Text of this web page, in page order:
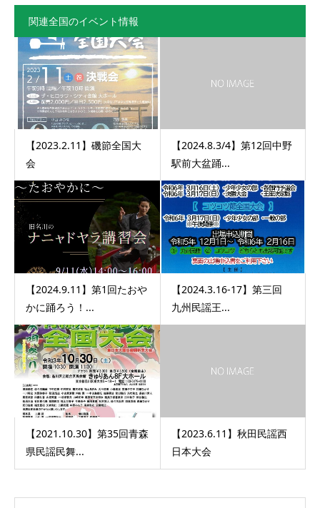
関連全国のイベント情報
【2023.2.11】磯節全国大
会
【2024.8.3/4】第12回中野
駅前大盆踊...
【2024.9.11】第1回たおや
かに踊ろう！...
【2024.3.16-17】第三回
九州民謡王...
【2021.10.30】第35回青森
県民謡民舞...
【2023.6.11】秋田民謡西
日本大会